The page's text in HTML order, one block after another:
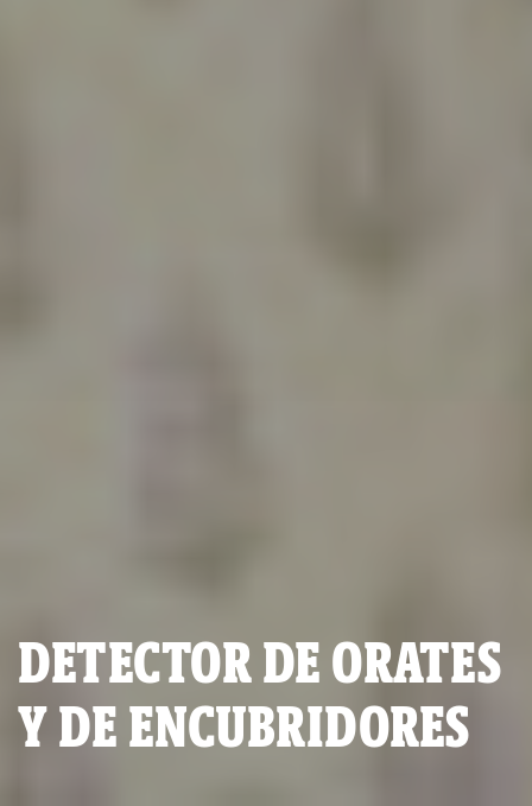
DETECTOR DE ORATES
Y DE ENCUBRIDORES